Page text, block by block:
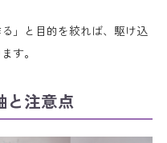
」と目的を絞れば、駆け込
す。
と注意点